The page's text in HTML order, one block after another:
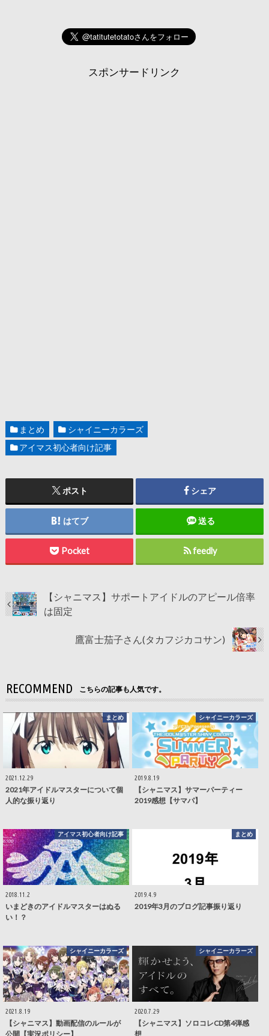
スポンサードリンク
まとめ
シャイニーカラーズ
アイマス初心者向け記事
ポスト シェア
はてブ 送る
Pocket feedly
【シャニマス】サポートアイドルのアピール倍率
は固定
鷹富士茄子さん(タカフジカコサン)
RECOMMEND こちらの記事も人気です。
まとめ
2021.12.29
2021年アイドルマスターについて個
人的な振り返り
シャイニーカラーズ
2019.8.19
【シャニマス】サマーパーティー
2019感想【サマパ】
アイマス初心者向け記事
2018.11.2
いまどきのアイドルマスターはぬる
い！？
まとめ
2019.4.9
2019年3月のブログ記事振り返り
シャイニーカラーズ
2021.8.19
【シャニマス】動画配信のルールが
公開【実況ポリシー】
シャイニーカラーズ
2020.7.29
【シャニマス】ソロコレCD第4弾感
想